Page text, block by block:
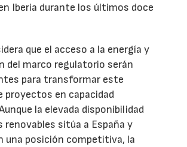
Iberia durante los últimos doce
que el acceso a la energía y
del marco regulatorio serán
para transformar este
proyectos en capacidad
la elevada disponibilidad
renovables sitúa a España y
una posición competitiva, la